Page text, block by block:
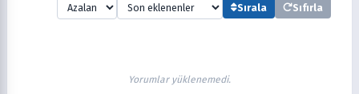
Sırala Sıfırla
Yorumlar yüklenemedi.